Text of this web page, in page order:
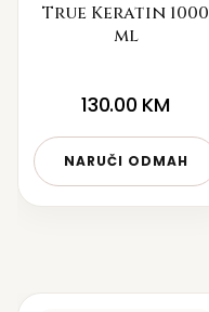
True Keratin 1000
ml
130.00 KM
NARUČI ODMAH